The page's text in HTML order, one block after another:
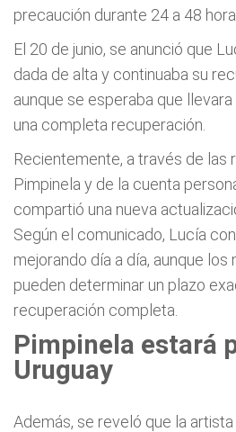
precaución durante 24 a 48
El 20 de junio, se anunció que
dada de alta y continuaba su
aunque se esperaba que
una completa recuperación.
Recientemente, a través de las
Pimpinela y de la cuenta
compartió una nueva
Según el comunicado, Lucía
mejorando día a día, aunque los
pueden determinar un plazo
recuperación completa.
Pimpinela estará
Uruguay
Además, se reveló que la